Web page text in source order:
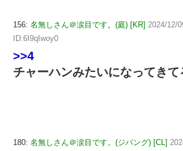
156: 名無しさん＠涙目です。(庭) [KR] 2024/12/
ID:6I9qIwoy0
>>4
チャーハンみたいになってきて
180: 名無しさん＠涙目です。(ジパング) [CL]